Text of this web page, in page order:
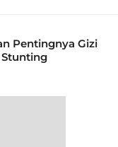
Pentingnya Gizi